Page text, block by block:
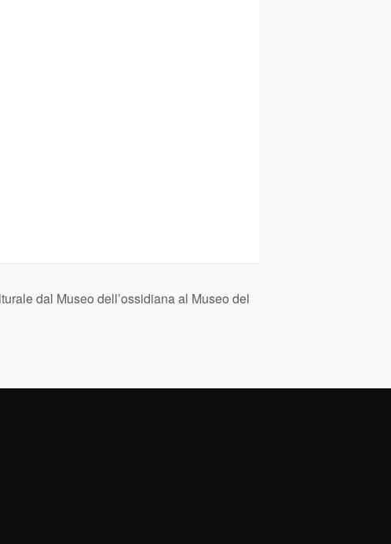
dal Museo dell’ossidiana al Museo del